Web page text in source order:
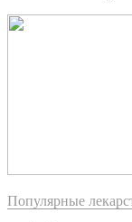
Популярные